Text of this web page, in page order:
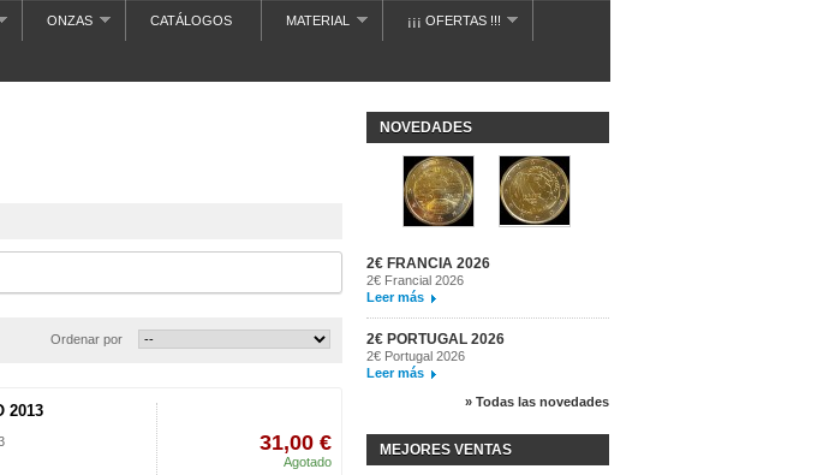
ONZAS CATÁLOGOS MATERIAL ¡¡¡ OFERTAS !!!
Ordenar por
2013
31,00 €
Agotado
NOVEDADES
2€ FRANCIA 2026
2€ Francial 2026
Leer más
2€ PORTUGAL 2026
2€ Portugal 2026
Leer más
» Todas las novedades
MEJORES VENTAS